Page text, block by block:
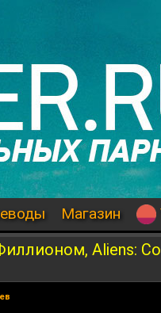
Магазин
Aliens: